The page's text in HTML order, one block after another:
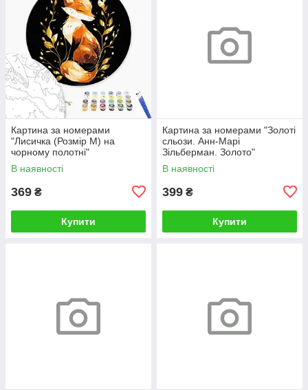
Картина за номерами
"Лисичка (Розмір М) на
чорному полотні"
RCB00126М 30
В наявності
369 ₴
Купити
Картина за номерами "Золоті
сльози. Анн-Марі
Зільберман. Золото"
BS52812L 48×60 см
В наявності
399 ₴
Купити